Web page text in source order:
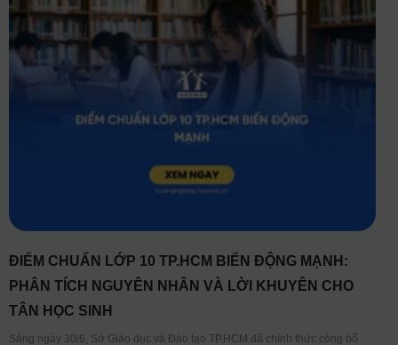
ĐIỂM CHUẨN LỚP 10 TP.HCM BIẾN ĐỘNG MẠNH:
PHÂN TÍCH NGUYÊN NHÂN VÀ LỜI KHUYÊN CHO
TÂN HỌC SINH
Sáng ngày 30/6, Sở Giáo dục và Đào tạo TP.HCM đã chính thức công bố